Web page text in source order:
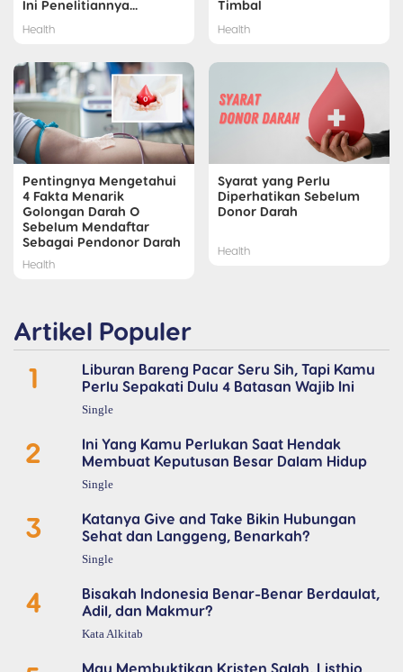
Ini Penelitiannya...
Health
Timbal
Health
Pentingnya Mengetahui
4 Fakta Menarik
Golongan Darah O
Sebelum Mendaftar
Sebagai Pendonor Darah
Health
Syarat yang Perlu
Diperhatikan Sebelum
Donor Darah
Health
Artikel Populer
1
Liburan Bareng Pacar Seru Sih, Tapi Kamu
Perlu Sepakati Dulu 4 Batasan Wajib Ini
Single
2
Ini Yang Kamu Perlukan Saat Hendak
Membuat Keputusan Besar Dalam Hidup
Single
3
Katanya Give and Take Bikin Hubungan
Sehat dan Langgeng, Benarkah?
Single
4
Bisakah Indonesia Benar-Benar Berdaulat,
Adil, dan Makmur?
Kata Alkitab
Mau Membuktikan Kristen Salah, Listhio